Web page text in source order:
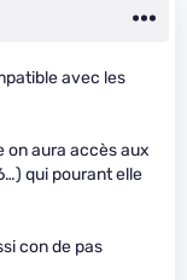
avec les
on aura accès aux
qui pourant elle
con de pas